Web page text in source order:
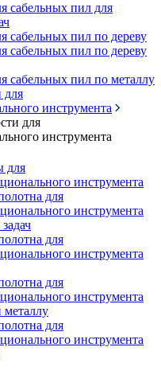
сабельных пил для
сабельных пил по дереву
сабельных пил по дереву
сабельных пил по металлу
для
инструмента
для
инструмента
для
инструмента
для
инструмента
для
инструмента
для
инструмента
металлу
для
инструмента